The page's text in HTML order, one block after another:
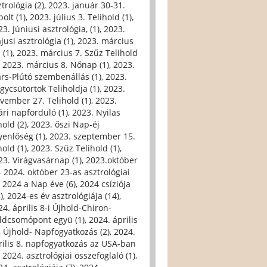
(2), 2023. január 30-31.
(1), 2023. július 3. Telihold (1),
Júniusi asztrológia, (1), 2023.
asztrológia (1), 2023. március
(1), 2023. március 7. Szűz Telihold
2023. március 8. Nőnap (1), 2023.
Plútó szembenállás (1), 2023.
Teliholdja (1), 2023.
27. Telihold (1), 2023.
napforduló (1), 2023. Nyilas
(2), 2023. őszi Nap-éj
(1), 2023. szeptember 15.
(1), 2023. Szűz Telihold (1),
Virágvasárnap (1), 2023.október
2024. október 23-as asztrológiai
2024 a Nap éve (6), 2024 csíziója
, 2024-es év asztrológiája (14),
április 8-i Újhold-Chiron-
együ (1), 2024. április
Újhold- Napfogyatkozás (2), 2024.
8. napfogyatkozás az USA-ban
2024. asztrológiai összefoglaló (1),